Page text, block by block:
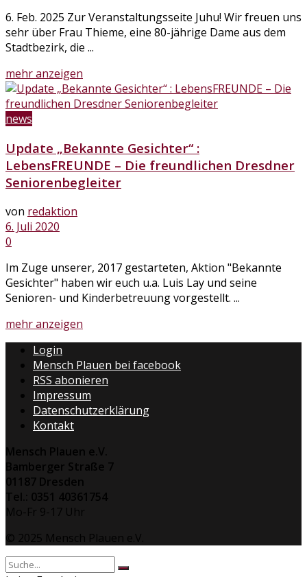
6. Feb. 2025 Zur Veranstaltungsseite Juhu! Wir freuen uns
sehr über Frau Thieme, eine 80-jährige Dame aus dem
Stadtbezirk, die ...
mehr anzeigen
news
Update „Bekannte Gesichter“ :
LebensFREUNDE – Die freundlichen Dresdner
Seniorenbegleiter
von redaktion
6. Juli 2020
0
Im Zuge unserer, 2017 gestarteten, Aktion "Bekannte
Gesichter" haben wir euch u.a. Luis Lay und seine
Senioren- und Kinderbetreuung vorgestellt. ...
mehr anzeigen
Login
Mensch Plauen bei facebook
RSS abonieren
Impressum
Datenschutzerklärung
Kontakt
Mensch Plauen e.V.
Bamberger Straße 7
01187 Dresden
Tel.: 0351 40361754
Mo-Fr 9-17 Uhr
© 2025 Mensch Plauen e.V.